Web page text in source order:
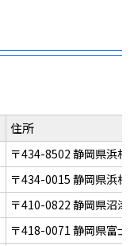
住所
〒434-8502 静岡県浜松
〒434-0015 静岡県浜松
〒410-0822 静岡県沼津
〒418-0071 静岡県富士